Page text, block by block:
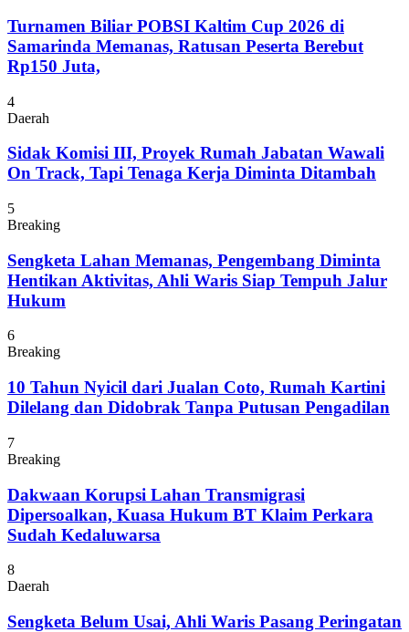
Turnamen Biliar POBSI Kaltim Cup 2026 di
Samarinda Memanas, Ratusan Peserta Berebut
Rp150 Juta,
4
Daerah
Sidak Komisi III, Proyek Rumah Jabatan Wawali
On Track, Tapi Tenaga Kerja Diminta Ditambah
5
Breaking
Sengketa Lahan Memanas, Pengembang Diminta
Hentikan Aktivitas, Ahli Waris Siap Tempuh Jalur
Hukum
6
Breaking
10 Tahun Nyicil dari Jualan Coto, Rumah Kartini
Dilelang dan Didobrak Tanpa Putusan Pengadilan
7
Breaking
Dakwaan Korupsi Lahan Transmigrasi
Dipersoalkan, Kuasa Hukum BT Klaim Perkara
Sudah Kedaluwarsa
8
Daerah
Sengketa Belum Usai, Ahli Waris Pasang Peringatan